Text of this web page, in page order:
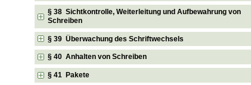
§ 38 Sichtkontrolle, Weiterleitung und Aufbewahrung von
Schreiben
§ 39 Überwachung des Schriftwechsels
§ 40 Anhalten von Schreiben
§ 41 Pakete